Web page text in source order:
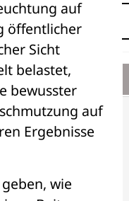
auf
öffentlicher
Sicht
belastet,
bewusster
auf
Ergebnisse
wie